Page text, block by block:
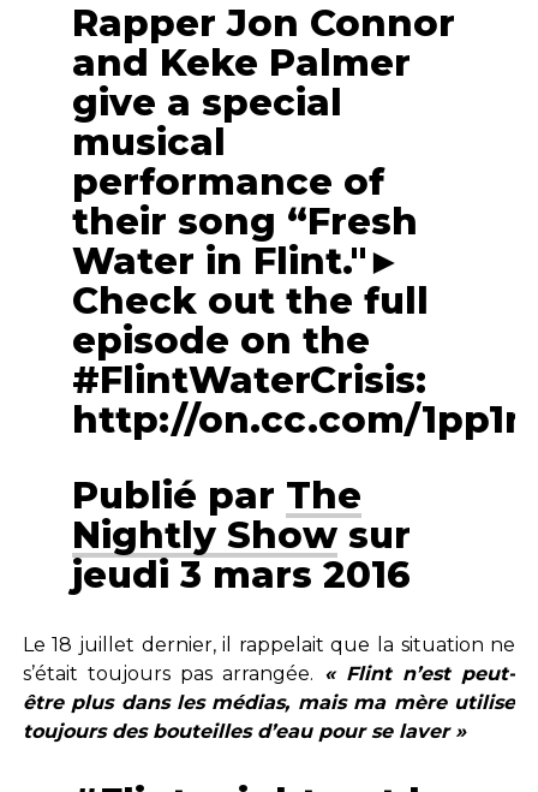
Rapper Jon Connor
and Keke Palmer
give a special
musical
performance of
their song “Fresh
Water in Flint."►
Check out the full
episode on the
#FlintWaterCrisis:
http://on.cc.com/
Publié par The
Nightly Showsur
jeudi 3 mars 2016
Le 18 juillet dernier, il rappelait que la situation ne
s’était toujours pas arrangée. « Flint n’est peut-
être plus dans les médias, mais ma mère utilise
toujours des bouteilles d’eau pour se laver »